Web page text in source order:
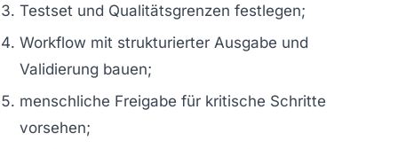
Testset und Qualitätsgrenzen festlegen;
Workflow mit strukturierter Ausgabe und
Validierung bauen;
menschliche Freigabe für kritische Schritte
vorsehen;